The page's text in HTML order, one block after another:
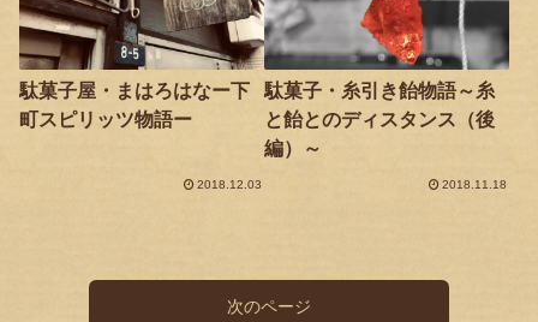
駄菓子屋・まはろはなー下
町スピリッツ物語ー
2018.12.03
駄菓子・糸引き飴物語～糸
と飴とのディスタンス（後
編）～
2018.11.18
次のページ